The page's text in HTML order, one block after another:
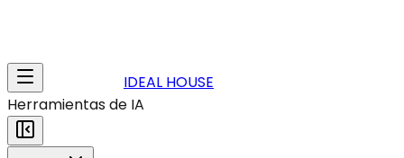
IDEAL HOUSE
Herramientas de IA